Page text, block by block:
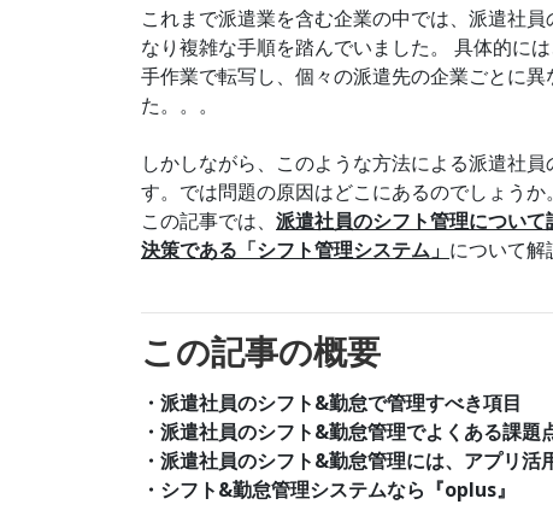
これまで派遣業を含む企業の中では、派遣社
なり複雑な手順を踏んでいました。 具体的に
手作業で転写し、個々の派遣先の企業ごとに
た。。。
しかしながら、このような方法による派遣社
す。では問題の原因はどこにあるのでしょう
この記事では、 派遣社員のシフト管理につい
決策である「シフト管理システム」 について解
この記事の概要
・派遣社員のシフト&勤怠で管理すべき項目
・派遣社員のシフト&勤怠管理でよくある課題
・派遣社員のシフト&勤怠管理には、アプリ活
・シフト&勤怠管理システムなら『oplus』